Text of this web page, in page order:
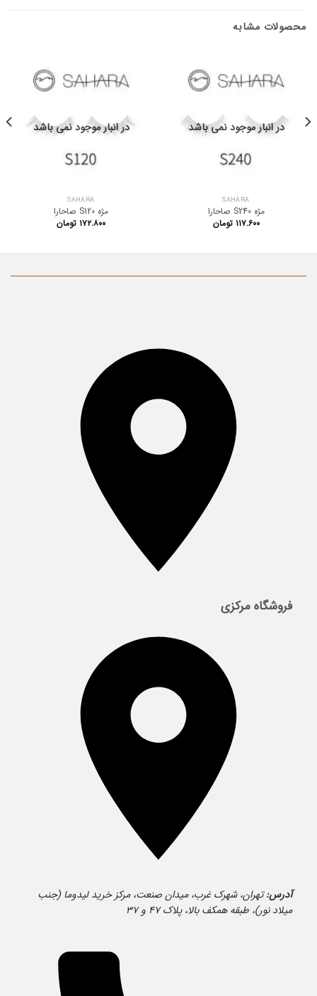
محصولات مشابه
در انبار موجود نمی باشد
SAHARA
مژه S240 صاحارا
۱۱۷.۶۰۰ تومان
در انبار موجود نمی باشد
SAHARA
مژه S120 صاحارا
۱۷۲.۸۰۰ تومان
فروشگاه مرکزی
آدرس:تهران، شهرک غرب، میدان صنعت، مرکز خرید لیدوما (جنب
میلاد نور)، طبقه همکف بالا، پلاک ۴۷ و ۳۷